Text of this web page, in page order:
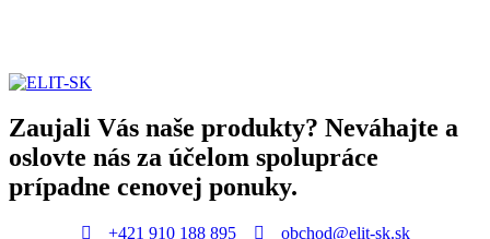
Zaujali Vás naše produkty? Neváhajte a
oslovte nás za účelom spolupráce
prípadne cenovej ponuky.
+421 910 188 895 obchod@elit-sk.sk